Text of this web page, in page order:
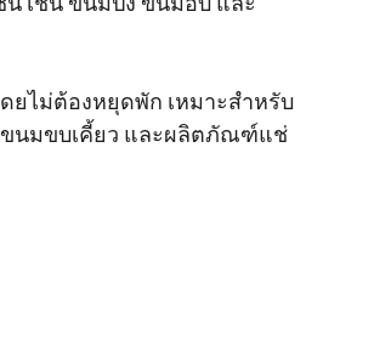
เช่น ขนมปัง ขนมอบ และ
ยไม่ต้องหยุดพัก เหมาะสำหรับ
ขนมขบเคี้ยว และผลิตภัณฑ์แช่